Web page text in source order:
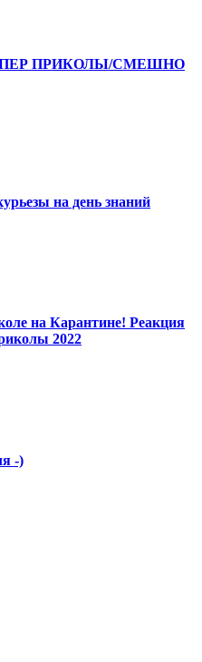
ПРИКОЛЫ/СМЕШНО
на день знаний
на Карантине! Реакция
2022
-)